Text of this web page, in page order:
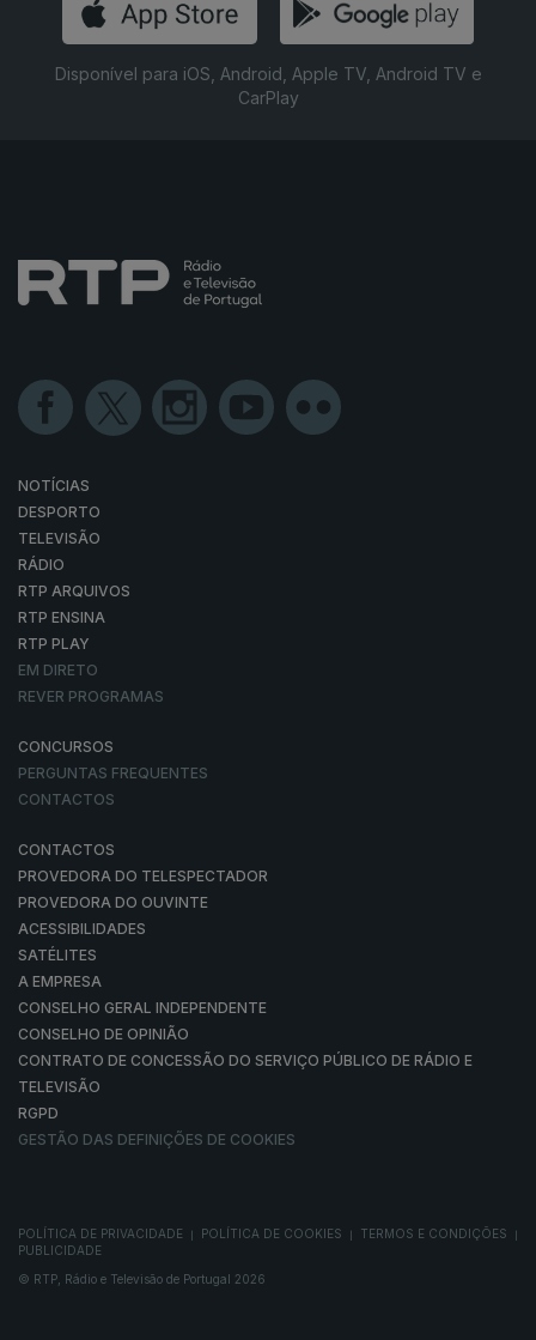
Disponível para iOS, Android, Apple TV, Android TV e
CarPlay
NOTÍCIAS
DESPORTO
TELEVISÃO
RÁDIO
RTP ARQUIVOS
RTP ENSINA
RTP PLAY
EM DIRETO
REVER PROGRAMAS
CONCURSOS
PERGUNTAS FREQUENTES
CONTACTOS
CONTACTOS
PROVEDORA DO TELESPECTADOR
PROVEDORA DO OUVINTE
ACESSIBILIDADES
SATÉLITES
A EMPRESA
CONSELHO GERAL INDEPENDENTE
CONSELHO DE OPINIÃO
CONTRATO DE CONCESSÃO DO SERVIÇO PÚBLICO DE RÁDIO E
TELEVISÃO
RGPD
GESTÃO DAS DEFINIÇÕES DE COOKIES
POLÍTICA DE PRIVACIDADE POLÍTICA DE COOKIES TERMOS E CONDIÇÕES
PUBLICIDADE
© RTP, Rádio e Televisão de Portugal 2026